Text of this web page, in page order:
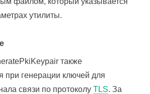
утилиты.
также
при генерации ключей для
связи по протоколу TLS. За